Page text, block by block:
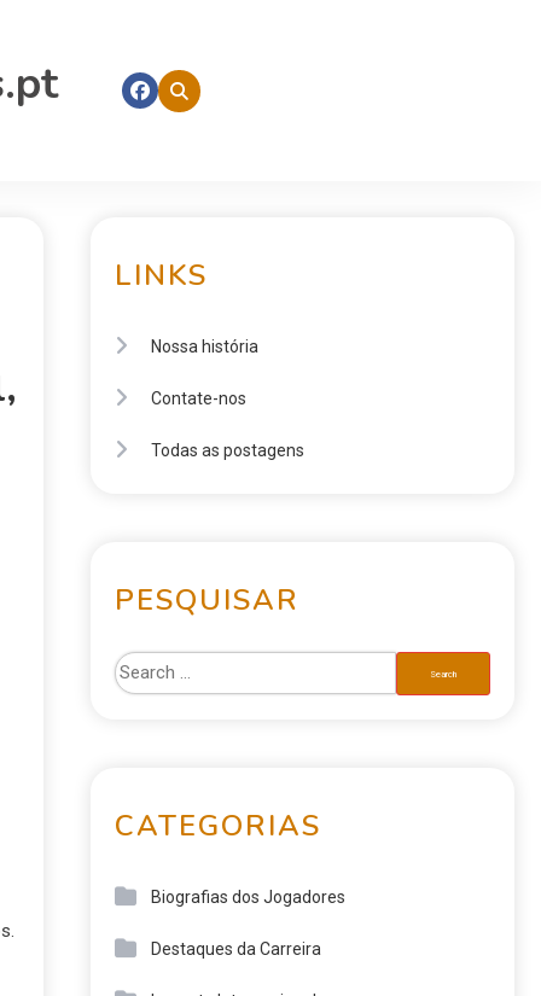
LINKS
Nossa história
Contate-nos
Todas as postagens
PESQUISAR
CATEGORIAS
Biografias dos Jogadores
Destaques da Carreira